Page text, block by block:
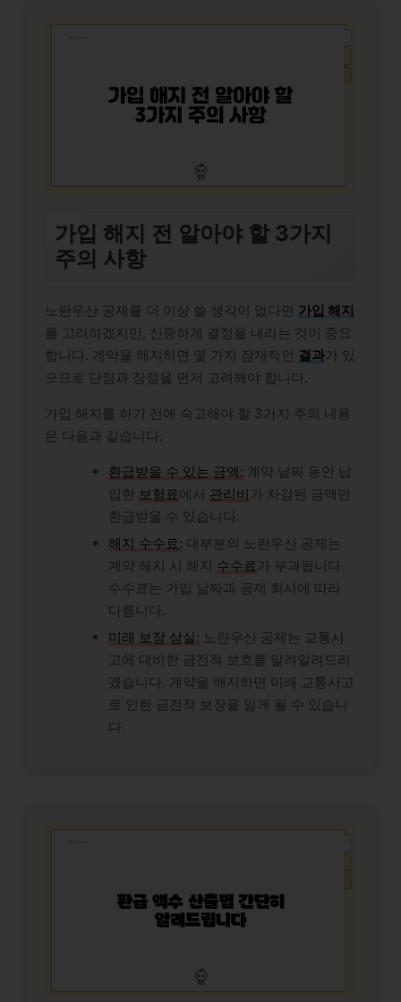
가입 해지 전 알아야 할 3가지
주의 사항
노란우산 공제를 더 이상 쓸 생각이 없다면 가입 해지
를 고려하겠지만, 신중하게 결정을 내리는 것이 중요
합니다. 계약을 해지하면 몇 가지 잠재적인
결과가 있
으므로 단점과 장점을 먼저 고려해야 합니다.
가입 해지를 하기 전에 숙고해야 할 3가지 주의 내용
은 다음과 같습니다.
환급받을 수 있는 금액: 계약 날짜 동안 납
입한 보험료 에서 관리비 가 차감된 금액만
환급받을 수 있습니다.
해지 수수료: 대부분의 노란우산 공제는
계약 해지 시 해지 수수료 가 부과됩니다.
수수료는 가입 날짜과 공제 회사에 따라
다릅니다.
미래 보장 상실: 노란우산 공제는 교통사
고에 대비한 금전적 보호를 알려알려드리
겠습니다. 계약을 해지하면 미래 교통사고
로 인한 금전적 보장을 잃게 될 수 있습니
다.